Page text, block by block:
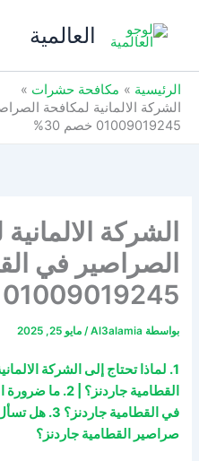
العالمية
الرئيسية
مكافحة حشرات
الشركة الالمانية لمكافحة
01009019245 خصم 30%
الشركة
الصراصير في
01009019245 خصم 30%
بواسطة Al3alamia
/مايو 25, 2025
1. لماذا تحتاج إلى الشركة
القطامية
في القطامية
صراصير القطامية جاردنز؟